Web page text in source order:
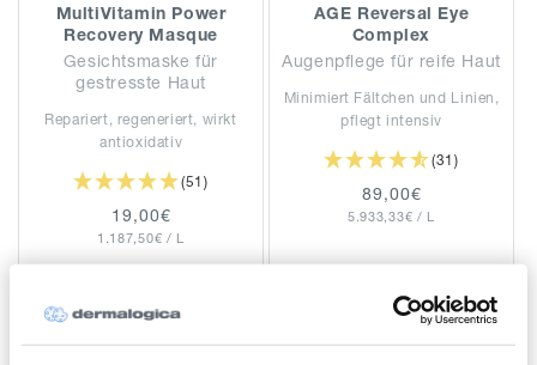
MultiVitamin Power
Recovery Masque
Gesichtsmaske für
gestresste Haut
Repariert, regeneriert, wirkt
antioxidativ
(51)
Normaler
Preis
19,00€
GRUNDPREIS
1.187,50€ / PRO
L
AGE Reversal Eye
Complex
Augenpflege für reife Haut
Minimiert Fältchen und Linien,
pflegt intensiv
(31)
Normaler
Preis
89,00€
GRUNDPREIS
5.933,33€ / PRO
L
In den Warenkorb